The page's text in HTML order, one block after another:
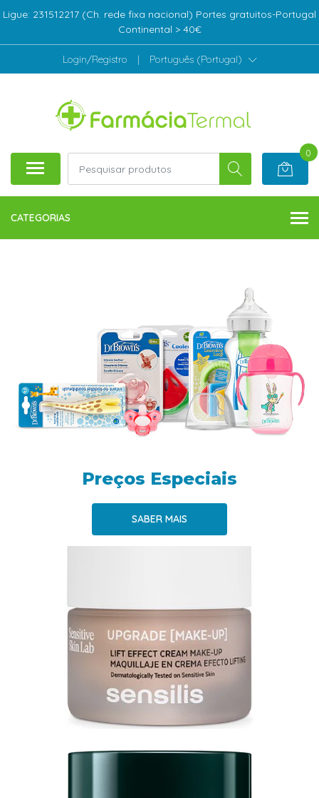
Ligue: 231512217 (Ch. rede fixa nacional) Portes gratuitos-Portugal
Continental > 40€
Login/Registro | Português (Portugal)
0
CATEGORIAS
Preços Especiais
SABER MAIS